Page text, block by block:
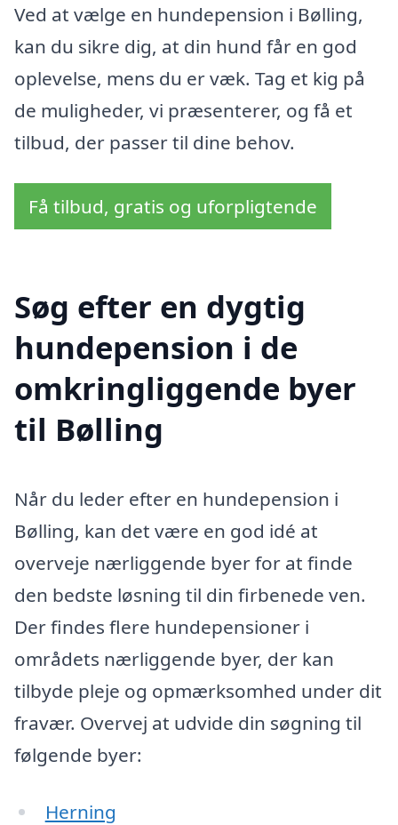
Ved at vælge en hundepension i Bølling,
kan du sikre dig, at din hund får en god
oplevelse, mens du er væk. Tag et kig på
de muligheder, vi præsenterer, og få et
tilbud, der passer til dine behov.
Få tilbud, gratis og uforpligtende
Søg efter en dygtig
hundepension i de
omkringliggende byer
til Bølling
Når du leder efter en hundepension i
Bølling, kan det være en god idé at
overveje nærliggende byer for at finde
den bedste løsning til din firbenede ven.
Der findes flere hundepensioner i
områdets nærliggende byer, der kan
tilbyde pleje og opmærksomhed under dit
fravær. Overvej at udvide din søgning til
følgende byer:
Herning